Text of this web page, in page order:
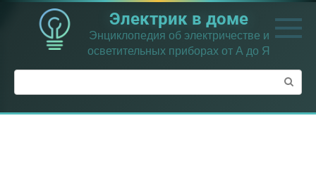
Перейти
контенту
Электрик в доме
Энциклопедия об электричестве и
осветительных приборах от А до Я
Поиск: